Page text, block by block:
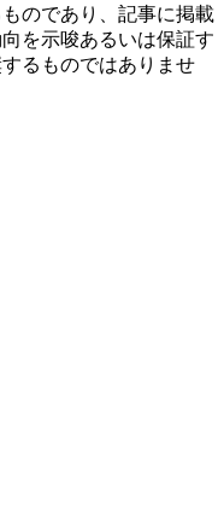
のであり、記事に掲載
を示唆あるいは保証す
るものではありませ